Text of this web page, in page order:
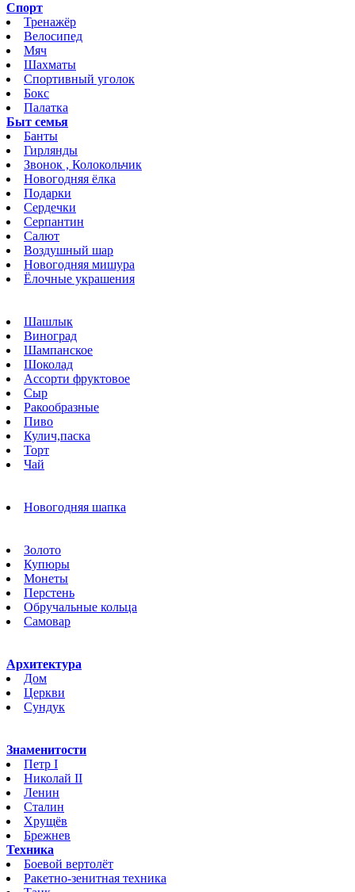
Спорт
Тренажёр
Велосипед
Мяч
Шахматы
Спортивный уголок
Бокс
Палатка
Быт семья
Банты
Гирлянды
Звонок , Колокольчик
Новогодняя ёлка
Подарки
Сердечки
Серпантин
Салют
Воздушный шар
Новогодняя мишура
Ёлочные украшения
Шашлык
Виноград
Шампанское
Шоколад
Ассорти фруктовое
Сыр
Ракообразные
Пиво
Кулич,паска
Торт
Чай
Новогодняя шапка
Золото
Купюры
Монеты
Перстень
Обручальные кольца
Самовар
Архитектура
Дом
Церкви
Сундук
Знаменитости
Петр I
Николай II
Ленин
Сталин
Хрущёв
Брежнев
Техника
Боевой вертолёт
Ракетно-зенитная техника